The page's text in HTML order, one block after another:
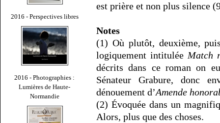
2016 - Perspectives libres
2016 - Photographies :
Lumières de Haute-
Normandie
est prière et non plus silence
Notes
(1) Où plutôt, deuxième,
logiquement intitulée Match
décrits dans ce roman on
Sénateur Grabure, donc
dénouement d’Amende
(2) Évoquée dans un
Alors, plus que des choses.